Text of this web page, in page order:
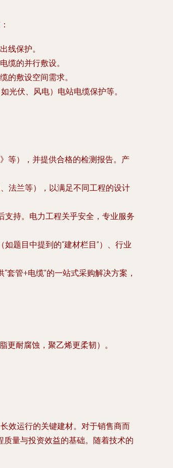
线保护。
缆的并行敷设。
的敷设空间需求。
光伏、风电）电站电缆保护等。
等），并提供合格的检测报告。产
法兰等），以满足不同工程的设计
支持。电力工程关乎安全，专业服务
题目中提到的“建材栏目”）、行业
管+电缆”的一站式采购解决方案，
耐腐蚀，聚乙烯更柔韧）。
效运行的关键建材。对于销售商而
量与投资效益的基础。随着技术的